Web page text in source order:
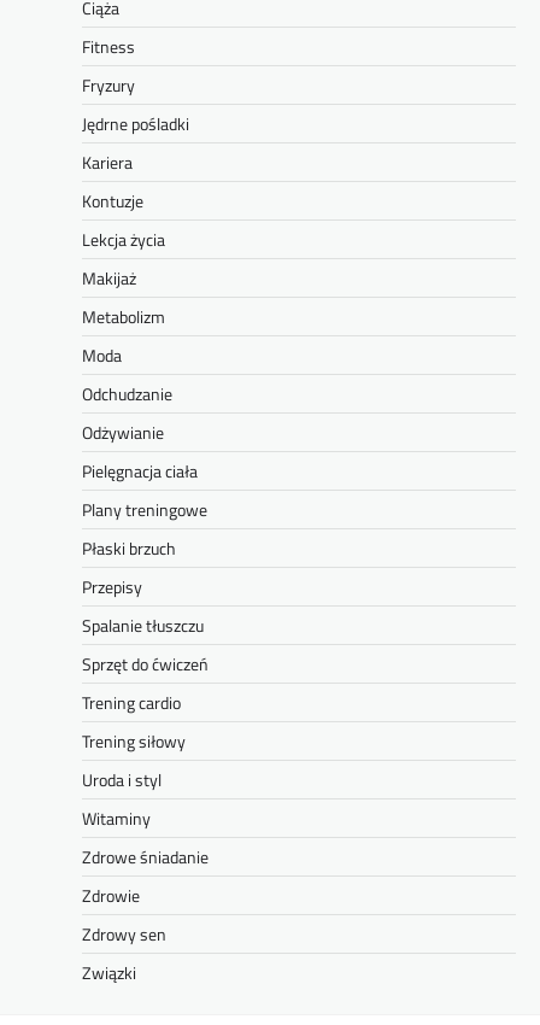
Ciąża
Fitness
Fryzury
Jędrne pośladki
Kariera
Kontuzje
Lekcja życia
Makijaż
Metabolizm
Moda
Odchudzanie
Odżywianie
Pielęgnacja ciała
Plany treningowe
Płaski brzuch
Przepisy
Spalanie tłuszczu
Sprzęt do ćwiczeń
Trening cardio
Trening siłowy
Uroda i styl
Witaminy
Zdrowe śniadanie
Zdrowie
Zdrowy sen
Związki